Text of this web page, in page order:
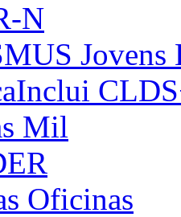
N
Jovens
Mil
Oficinas